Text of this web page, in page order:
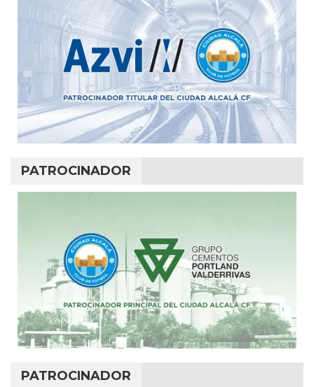
PATROCINADOR
PATROCINADOR